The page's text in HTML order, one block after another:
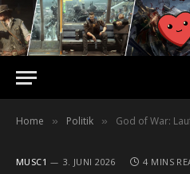
Home » Politik » God of War: Laufey sorgt
MUSC1 3. JUNI 2026 4 MINS